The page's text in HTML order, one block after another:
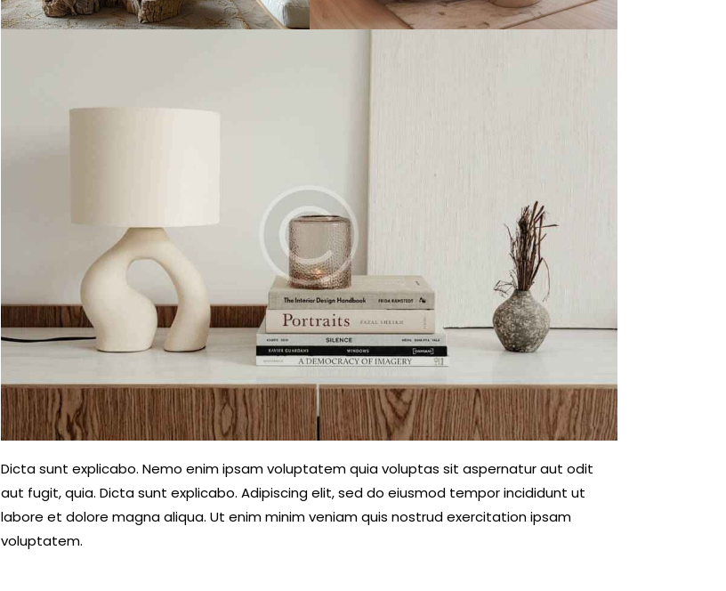
Dicta sunt explicabo. Nemo enim ipsam voluptatem quia voluptas sit aspernatur aut odit
aut fugit, quia. Dicta sunt explicabo. Adipiscing elit, sed do eiusmod tempor incididunt ut
labore et dolore magna aliqua. Ut enim minim veniam quis nostrud exercitation ipsam
voluptatem.